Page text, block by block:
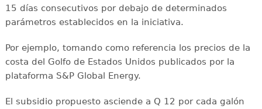
15 días consecutivos por debajo de determinados
parámetros establecidos en la iniciativa.
Por ejemplo, tomando como referencia los precios de la
costa del Golfo de Estados Unidos publicados por la
plataforma S&P Global Energy.
El subsidio propuesto asciende a Q 12 por cada galón